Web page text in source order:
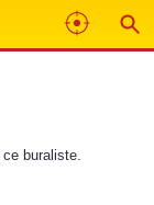
ce buraliste.